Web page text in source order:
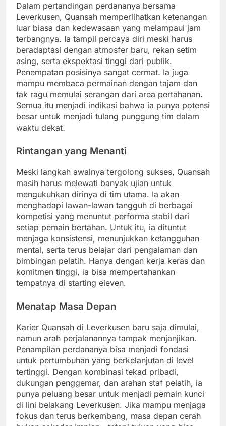
Dalam pertandingan perdananya bersama
Leverkusen, Quansah memperlihatkan ketenangan
luar biasa dan kedewasaan yang melampaui jam
terbangnya. Ia tampil percaya diri meski harus
beradaptasi dengan atmosfer baru, rekan setim
asing, serta ekspektasi tinggi dari publik.
Penempatan posisinya sangat cermat. Ia juga
mampu membaca permainan dengan tajam dan
tak ragu memulai serangan dari area pertahanan.
Semua itu menjadi indikasi bahwa ia punya potensi
besar untuk menjadi tulang punggung tim dalam
waktu dekat.
Rintangan yang Menanti
Meski langkah awalnya tergolong sukses, Quansah
masih harus melewati banyak ujian untuk
mengukuhkan dirinya di tim utama. Ia akan
menghadapi lawan-lawan tangguh di berbagai
kompetisi yang menuntut performa stabil dari
setiap pemain bertahan. Untuk itu, ia dituntut
menjaga konsistensi, menunjukkan ketangguhan
mental, serta terus belajar dari pengalaman dan
bimbingan pelatih. Hanya dengan kerja keras dan
komitmen tinggi, ia bisa mempertahankan
tempatnya di starting eleven.
Menatap Masa Depan
Karier Quansah di Leverkusen baru saja dimulai,
namun arah perjalanannya tampak menjanjikan.
Penampilan perdananya bisa menjadi fondasi
untuk pertumbuhan yang berkelanjutan di level
tertinggi. Dengan kombinasi tekad pribadi,
dukungan penggemar, dan arahan staf pelatih, ia
punya peluang besar untuk menjadi pemain kunci
di lini belakang Leverkusen. Jika mampu menjaga
fokus dan terus berkembang, masa depan cerah